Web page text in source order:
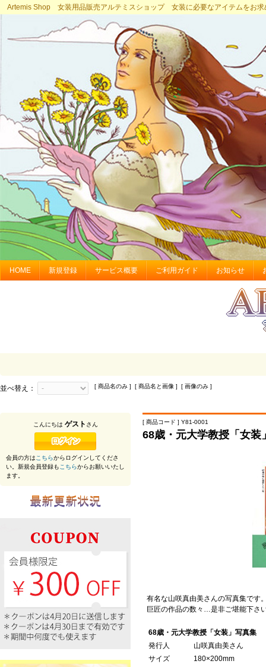
Artemis Shop 女装用品販売アルテミスショップ 女装に必要なアイテムをお求
HOME 新規登録 サービス概要 ご利用ガイド お知らせ
並べ替え： [ 商品名のみ ] [ 商品名と画像 ] [ 画像のみ ]
[ 商品コード ] Y81-0001
68歳・元大学教授「女装
有名な山咲真由美さんの写真集です
巨匠の作品の数々…是非ご堪能下さ
68歳・元大学教授「女装」写真集
発行人
山咲真由美さん
サイズ
180×200mm
こんにちは ゲスト さん
会員の方はこちらからログインしてくださ
い。新規会員登録もこちらからお願いいたし
ます。